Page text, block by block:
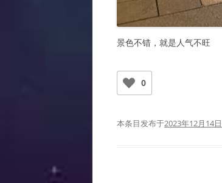
景色不错，就是人气不旺
0
本条目发布于2023年12月14日